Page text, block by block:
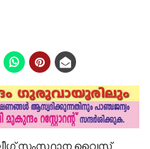
സംസ്ഥാന വൈസ്